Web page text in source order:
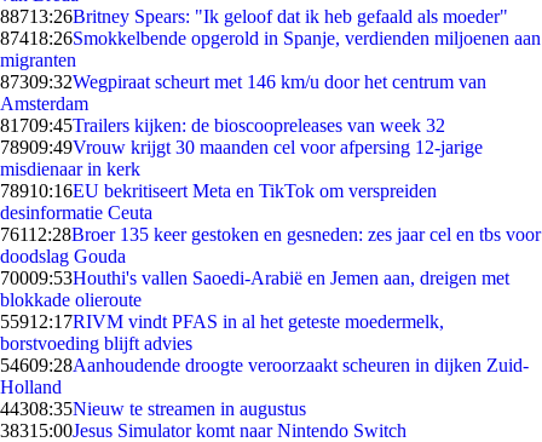
88713:26Britney Spears: "Ik geloof dat ik heb gefaald als moeder"
87418:26Smokkelbende opgerold in Spanje, verdienden miljoenen aan
migranten
87309:32Wegpiraat scheurt met 146 km/u door het centrum van
Amsterdam
81709:45Trailers kijken: de bioscoopreleases van week 32
78909:49Vrouw krijgt 30 maanden cel voor afpersing 12-jarige
misdienaar in kerk
78910:16EU bekritiseert Meta en TikTok om verspreiden
desinformatie Ceuta
76112:28Broer 135 keer gestoken en gesneden: zes jaar cel en tbs voor
doodslag Gouda
70009:53Houthi's vallen Saoedi-Arabië en Jemen aan, dreigen met
blokkade olieroute
55912:17RIVM vindt PFAS in al het geteste moedermelk,
borstvoeding blijft advies
54609:28Aanhoudende droogte veroorzaakt scheuren in dijken Zuid-
Holland
44308:35Nieuw te streamen in augustus
38315:00Jesus Simulator komt naar Nintendo Switch